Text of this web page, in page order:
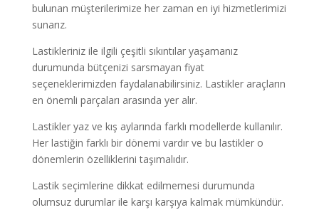
bulunan müşterilerimize her zaman en iyi hizmetlerimizi
sunarız.
Lastikleriniz ile ilgili çeşitli sıkıntılar yaşamanız
durumunda bütçenizi sarsmayan fiyat
seçeneklerimizden faydalanabilirsiniz. Lastikler araçların
en önemli parçaları arasında yer alır.
Lastikler yaz ve kış aylarında farklı modellerde kullanılır.
Her lastiğin farklı bir dönemi vardır ve bu lastikler o
dönemlerin özelliklerini taşımalıdır.
Lastik seçimlerine dikkat edilmemesi durumunda
olumsuz durumlar ile karşı karşıya kalmak mümkündür.